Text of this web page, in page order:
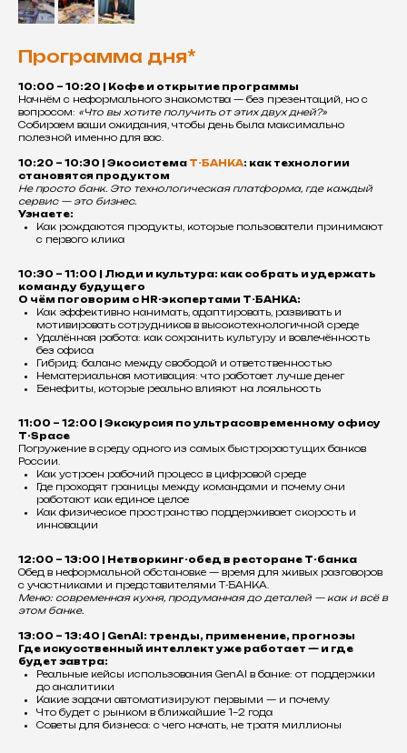
Программа дня*
10:00 – 10:20 | Кофе и открытие программы
Начнём с неформального знакомства — без презентаций, но с
вопросом: «Что вы хотите получить от этих двух дней?»
Собираем ваши ожидания, чтобы день была максимально
полезной именно для вас.
10:20 – 10:30 | Экосистема Т-БАНКА: как технологии
становятся продуктом
Не просто банк. Это технологическая платформа, где каждый
сервис — это бизнес.
Узнаете:
Как рождаются продукты, которые пользователи принимают
с первого клика
10:30 – 11:00 | Люди и культура: как собрать и удержать
команду будущего
О чём поговорим с HR-экспертами Т-БАНКА:
Как эффективно нанимать, адаптировать, развивать и
мотивировать сотрудников в высокотехнологичной среде
Удалённая работа: как сохранить культуру и вовлечённость
без офиса
Гибрид: баланс между свободой и ответственностью
Нематериальная мотивация: что работает лучше денег
Бенефиты, которые реально влияют на лояльность
11:00 – 12:00 | Экскурсия по ультрасовременному офису
Т-Space
Погружение в среду одного из самых быстрорастущих банков
России.
Как устроен рабочий процесс в цифровой среде
Где проходят границы между командами и почему они
работают как единое целое
Как физическое пространство поддерживает скорость и
инновации
12:00 – 13:00 | Нетворкинг-обед в ресторане Т-банка
Обед в неформальной обстановке — время для живых разговоров
с участниками и представителями Т-БАНКА.
Меню: современная кухня, продуманная до деталей — как и всё в
этом банке.
13:00 – 13:40 | GenAI: тренды, применение, прогнозы
Где искусственный интеллект уже работает — и где
будет завтра:
Реальные кейсы использования GenAI в банке: от поддержки
до аналитики
Какие задачи автоматизируют первыми — и почему
Что будет с рынком в ближайшие 1–2 года
Советы для бизнеса: с чего начать, не тратя миллионы